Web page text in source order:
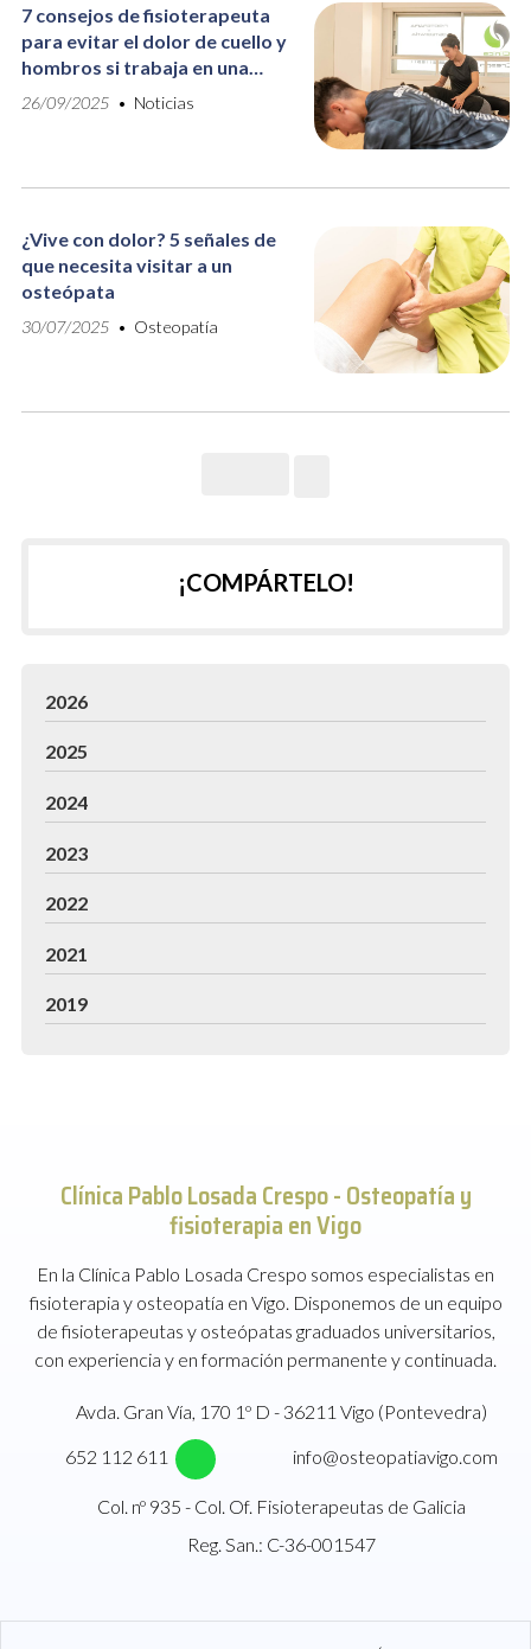
7 consejos de fisioterapeuta
para evitar el dolor de cuello y
hombros si trabaja en una
oficina
26/09/2025 Noticias
¿Vive con dolor? 5 señales de
que necesita visitar a un
osteópata
30/07/2025 Osteopatía
¡COMPÁRTELO!
2026
2025
2024
2023
2022
2021
2019
Clínica Pablo Losada Crespo -Osteopatía y
fisioterapia en Vigo
En la Clínica Pablo Losada Crespo somos especialistas en
fisioterapia y osteopatía en Vigo. Disponemos de un equipo
de fisioterapeutas y osteópatas graduados universitarios,
con experiencia y en formación permanente y continuada.
Avda. Gran Vía, 170 1º D - 36211 Vigo (Pontevedra)
652 112 611
info@osteopatiavigo.com
Col. nº 935 - Col. Of. Fisioterapeutas de Galicia
Reg. San.: C-36-001547